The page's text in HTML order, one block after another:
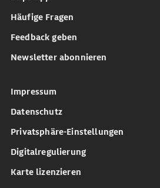
Häufige Fragen
Feedback geben
Newsletter abonnieren
Impressum
Datenschutz
Privatsphäre-Einstellungen
Digitalregulierung
Karte lizenzieren